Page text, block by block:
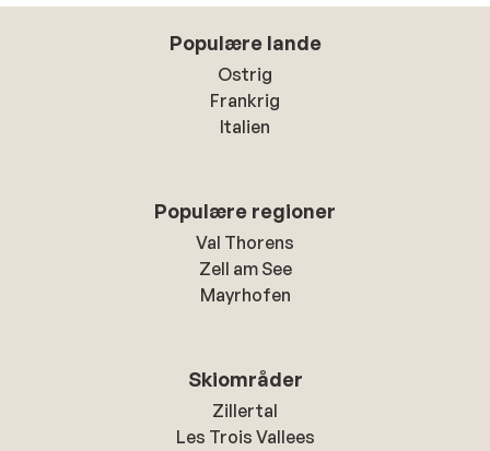
Populære lande
Ostrig
Frankrig
Italien
Populære regioner
Val Thorens
Zell am See
Mayrhofen
Skiområder
Zillertal
Les Trois Vallees